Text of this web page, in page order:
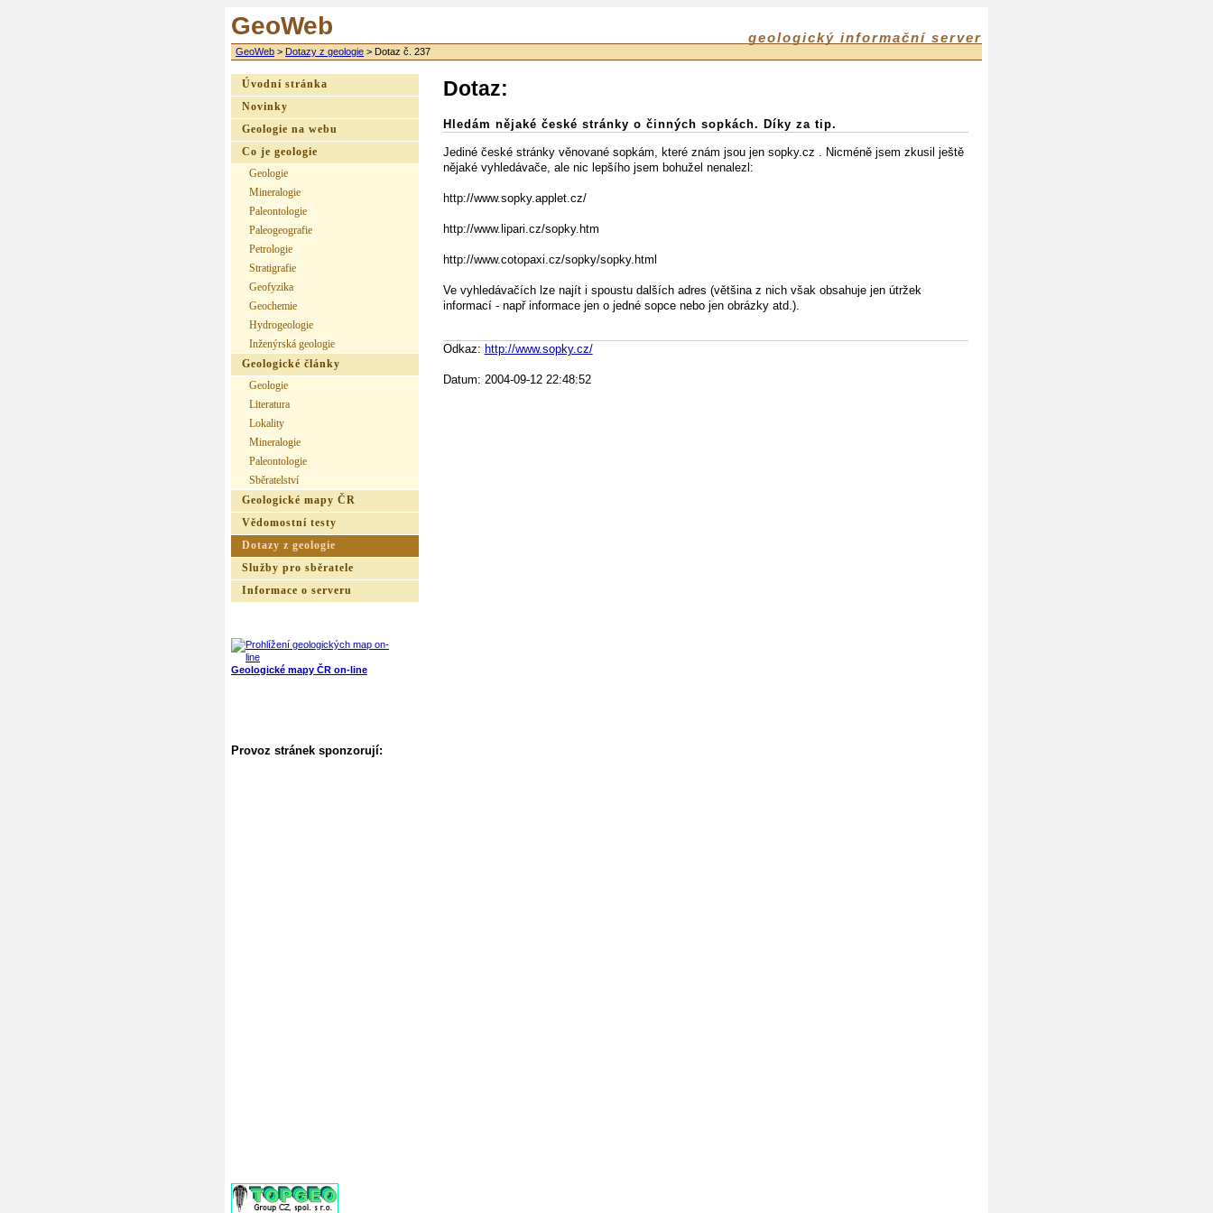
GeoWeb geologický informační server
GeoWeb > Dotazy z geologie > Dotaz č. 237
Dotaz:
Hledám nějaké české stránky o činných sopkách. Díky za tip.
Jediné české stránky věnované sopkám, které znám jsou jen sopky.cz . Nicméně jsem zkusil ještě
nějaké vyhledávače, ale nic lepšího jsem bohužel nenalezl:
http://www.sopky.applet.cz/
http://www.lipari.cz/sopky.htm
http://www.cotopaxi.cz/sopky/sopky.html
Ve vyhledávačích lze najít i spoustu dalších adres (většina z nich však obsahuje jen útržek
informací - např informace jen o jedné sopce nebo jen obrázky atd.).
Odkaz: http://www.sopky.cz/
Datum: 2004-09-12 22:48:52
Úvodní stránka
Novinky
Geologie na webu
Co je geologie
Geologie
Mineralogie
Paleontologie
Paleogeografie
Petrologie
Stratigrafie
Geofyzika
Geochemie
Hydrogeologie
Inženýrská geologie
Geologické články
Geologie
Literatura
Lokality
Mineralogie
Paleontologie
Sběratelství
Geologické mapy ČR
Vědomostní testy
Dotazy z geologie
Služby pro sběratele
Informace o serveru
Geologické mapy ČR on-line
Provoz stránek sponzorují: